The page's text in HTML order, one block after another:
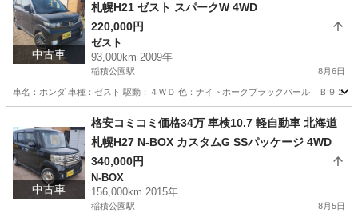
中古車
札幌H21 ゼスト スパークW 4WD
220,000円
ゼスト
93,000km 2009年
稲積公園駅 8月6日
車名：ホンダ 車種：ゼスト 駆動：４ＷＤ 色：ナイトホークブラックパール Ｂ９２
稲積公園駅 ゼスト 預かり金
中古車
格安コミコミ価格34万 車検10.7 軽自動車 北海道
札幌H27 N-BOX カスタムG SSパッケージ 4WD
340,000円
N-BOX
156,000km 2015年
稲積公園駅 8月5日